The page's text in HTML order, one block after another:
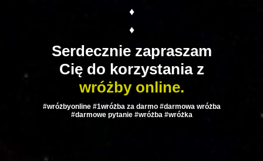
♦
♦
Serdecznie zapraszam
Cię do korzystania z
wróżby online.
#wróżbyonline #1wróżba za darmo #darmowa wróżba
#darmowe pytanie #wróżba #wróżka